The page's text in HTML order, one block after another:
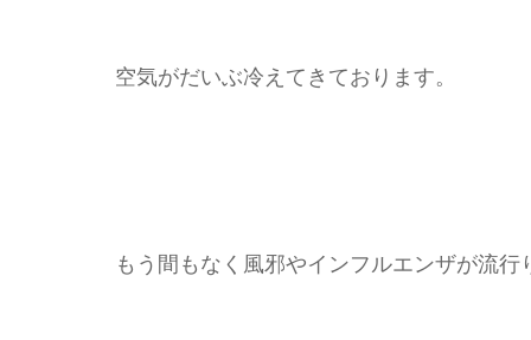
空気がだいぶ冷えてきております。
もう間もなく風邪やインフルエンザが流行